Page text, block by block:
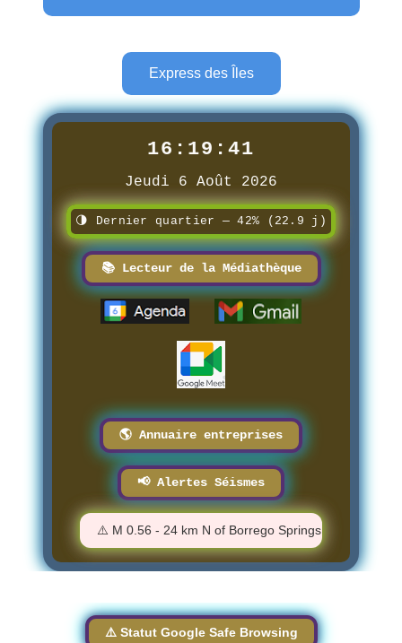
Express des Îles
16:19:43
Jeudi 6 Août 2026
🌗 Dernier quartier — 42% (22.9 j)
📚 Lecteur de la Médiathèque
🌎 Annuaire entreprises
📢 Alertes Séismes
⚠️ M 0.56 - 24 km N of Borrego Springs, CA - 4:08:05
⚠️ Statut Google Safe Browsing